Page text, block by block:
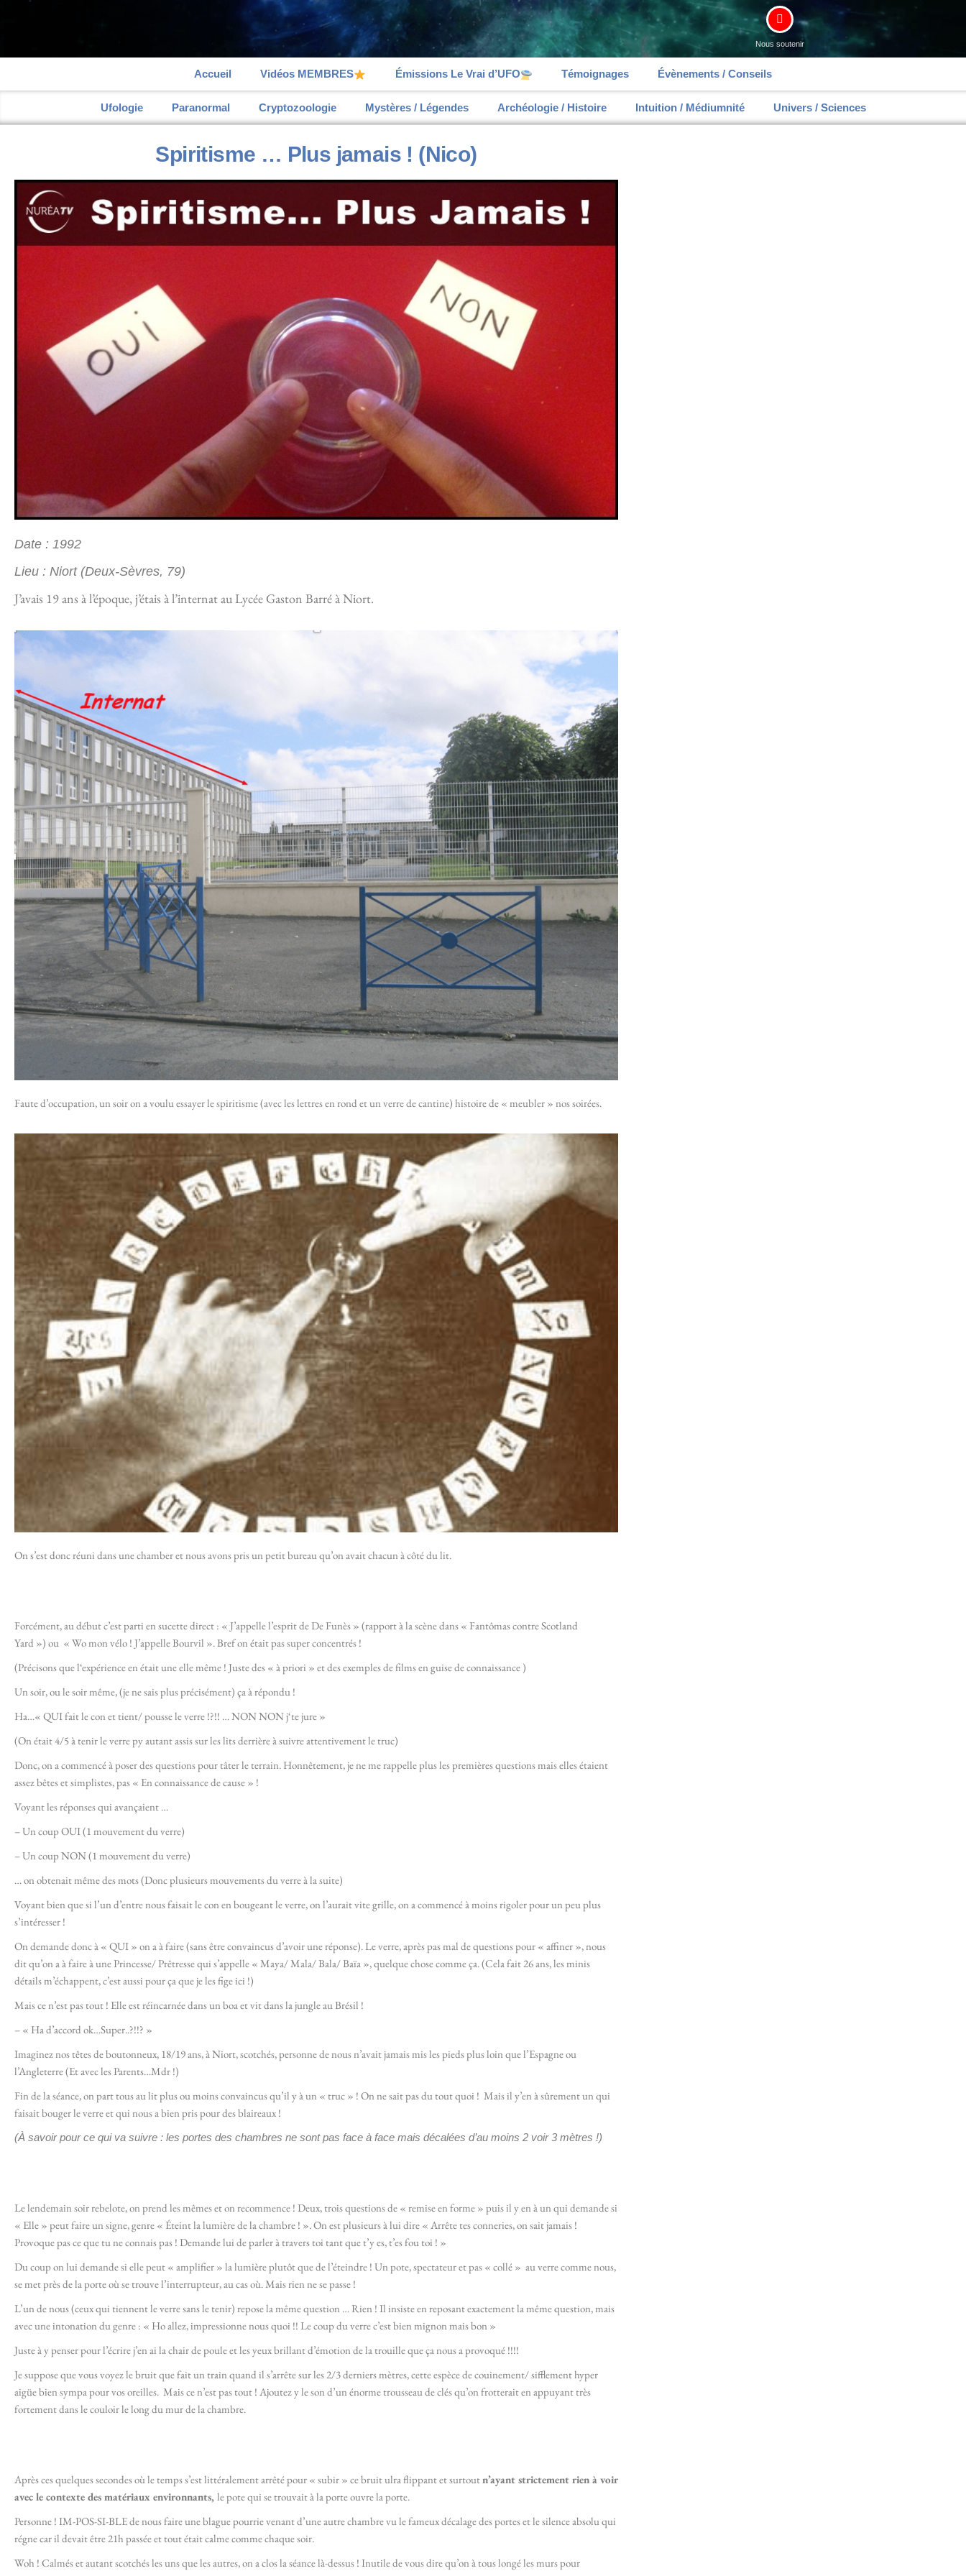
Nous soutenir
Accueil Vidéos MEMBRES Émissions Le Vrai d’UFO Témoignages Évènements / Conseils
Ufologie Paranormal Cryptozoologie Mystères / Légendes Archéologie / Histoire Intuition / Médiumnité Univers / Sciences
Spiritisme … Plus jamais ! (Nico)
Date : 1992
Lieu : Niort (Deux-Sèvres, 79)
J’avais 19 ans à l’époque, j’étais à l’internat au Lycée Gaston Barré à Niort.
Faute d’occupation, un soir on a voulu essayer le spiritisme (avec les lettres en rond et un verre de cantine) histoire de « meubler » nos soirées.
On s’est donc réuni dans une chamber et nous avons pris un petit bureau qu’on avait chacun à côté du lit.
Forcément, au début c’est parti en sucette direct : « J’appelle l’esprit de De Funès » (rapport à la scène dans « Fantômas contre Scotland
Yard ») ou « Wo mon vélo ! J’appelle Bourvil ». Bref on était pas super concentrés !
(Précisons que l‘expérience en était une elle même ! Juste des « à priori » et des exemples de films en guise de connaissance )
Un soir, ou le soir même, (je ne sais plus précisément) ça à répondu !
Ha…« QUI fait le con et tient/ pousse le verre !?!! … NON NON j‘te jure »
(On était 4/5 à tenir le verre py autant assis sur les lits derrière à suivre attentivement le truc)
Donc, on a commencé à poser des questions pour tâter le terrain. Honnêtement, je ne me rappelle plus les premières questions mais elles étaient
assez bêtes et simplistes, pas « En connaissance de cause » !
Voyant les réponses qui avançaient …
– Un coup OUI (1 mouvement du verre)
– Un coup NON (1 mouvement du verre)
… on obtenait même des mots (Donc plusieurs mouvements du verre à la suite)
Voyant bien que si l’un d’entre nous faisait le con en bougeant le verre, on l’aurait vite grille, on a commencé à moins rigoler pour un peu plus
s’intéresser !
On demande donc à « QUI » on a à faire (sans être convaincus d’avoir une réponse). Le verre, après pas mal de questions pour « affiner », nous
dit qu’on a à faire à une Princesse/ Prêtresse qui s’appelle « Maya/ Mala/ Bala/ Baïa », quelque chose comme ça. (Cela fait 26 ans, les minis
détails m’échappent, c’est aussi pour ça que je les fige ici !)
Mais ce n’est pas tout ! Elle est réincarnée dans un boa et vit dans la jungle au Brésil !
– « Ha d’accord ok…Super..?!!? »
Imaginez nos têtes de boutonneux, 18/19 ans, à Niort, scotchés, personne de nous n’avait jamais mis les pieds plus loin que l’Espagne ou
l’Angleterre (Et avec les Parents…Mdr !)
Fin de la séance, on part tous au lit plus ou moins convaincus qu’il y à un « truc » ! On ne sait pas du tout quoi ! Mais il y’en à sûrement un qui
faisait bouger le verre et qui nous a bien pris pour des blaireaux !
(À savoir pour ce qui va suivre : les portes des chambres ne sont pas face à face mais décalées d’au moins 2 voir 3 mètres !)
Le lendemain soir rebelote, on prend les mêmes et on recommence ! Deux, trois questions de « remise en forme » puis il y en à un qui demande si
« Elle » peut faire un signe, genre « Éteint la lumière de la chambre ! ». On est plusieurs à lui dire « Arrête tes conneries, on sait jamais !
Provoque pas ce que tu ne connais pas ! Demande lui de parler à travers toi tant que t’y es, t’es fou toi ! »
Du coup on lui demande si elle peut « amplifier » la lumière plutôt que de l’éteindre ! Un pote, spectateur et pas « collé » au verre comme nous,
se met près de la porte où se trouve l’interrupteur, au cas où. Mais rien ne se passe !
L’un de nous (ceux qui tiennent le verre sans le tenir) repose la même question … Rien ! Il insiste en reposant exactement la même question, mais
avec une intonation du genre : « Ho allez, impressionne nous quoi !! Le coup du verre c’est bien mignon mais bon »
Juste à y penser pour l’écrire j’en ai la chair de poule et les yeux brillant d’émotion de la trouille que ça nous a provoqué !!!!
Je suppose que vous voyez le bruit que fait un train quand il s’arrête sur les 2/3 derniers mètres, cette espèce de couinement/ sifflement hyper
aigüe bien sympa pour vos oreilles. Mais ce n’est pas tout ! Ajoutez y le son d’un énorme trousseau de clés qu’on frotterait en appuyant très
fortement dans le couloir le long du mur de la chambre.
Après ces quelques secondes où le temps s’est littéralement arrêté pour « subir » ce bruit ulra flippant et surtoutn’ayant strictement rien à voir
avec le contexte des matériaux environnants, le pote qui se trouvait à la porte ouvre la porte.
Personne ! IM-POS-SI-BLE de nous faire une blague pourrie venant d’une autre chambre vu le fameux décalage des portes et le silence absolu qui
régne car il devait être 21h passée et tout était calme comme chaque soir.
Woh ! Calmés et autant scotchés les uns que les autres, on a clos la séance là-dessus ! Inutile de vous dire qu’on à tous longé les murs pour